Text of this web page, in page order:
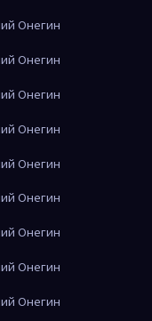
Онегин
Онегин
Онегин
Онегин
Онегин
Онегин
Онегин
Онегин
Онегин